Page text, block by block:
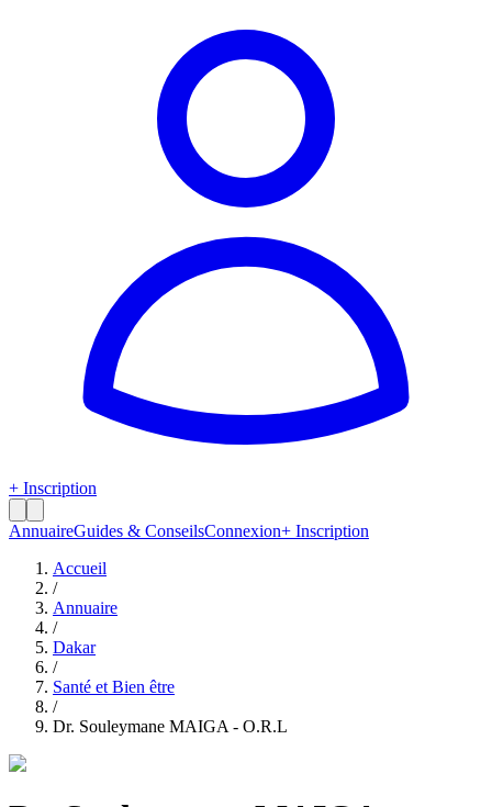
+ Inscription
AnnuaireGuides & ConseilsConnexion+ Inscription
Accueil
/
Annuaire
/
Dakar
/
Santé et Bien être
/
Dr. Souleymane MAIGA - O.R.L